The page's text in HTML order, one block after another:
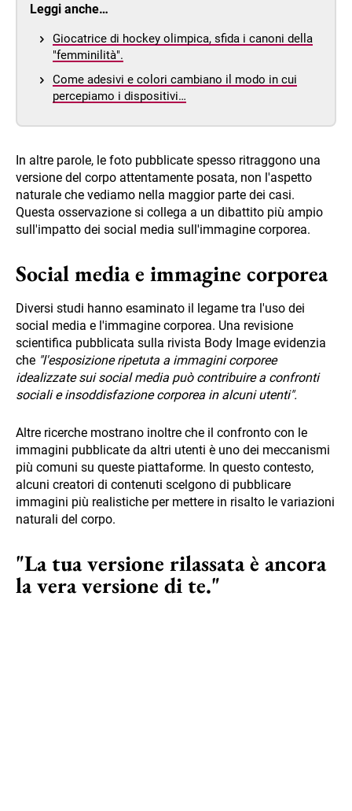
Leggi anche…
Giocatrice di hockey olimpica, sfida i canoni della
"femminilità".
Come adesivi e colori cambiano il modo in cui
percepiamo i dispositivi…
In altre parole, le foto pubblicate spesso ritraggono una
versione del corpo attentamente posata, non l'aspetto
naturale che vediamo nella maggior parte dei casi.
Questa osservazione si collega a un dibattito più ampio
sull'impatto dei social media sull'immagine corporea.
Social media e immagine corporea
Diversi studi hanno esaminato il legame tra l'uso dei
social media e l'immagine corporea. Una revisione
scientifica pubblicata sulla rivista Body Image evidenzia
che "l'esposizione ripetuta a immagini corporee
idealizzate sui social media può contribuire a confronti
sociali e insoddisfazione corporea in alcuni utenti".
Altre ricerche mostrano inoltre che il confronto con le
immagini pubblicate da altri utenti è uno dei meccanismi
più comuni su queste piattaforme. In questo contesto,
alcuni creatori di contenuti scelgono di pubblicare
immagini più realistiche per mettere in risalto le variazioni
naturali del corpo.
"La tua versione rilassata è ancora
la vera versione di te."